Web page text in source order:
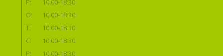
P:
10:00-18:30
O:
10:00-18:30
T:
10:00-18:30
C:
10:00-18:30
P:
10:00-18:30